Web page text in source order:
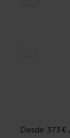
Desde 373 €